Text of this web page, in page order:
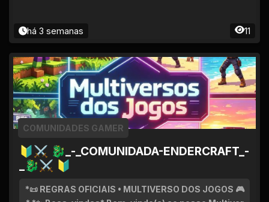
há 3 semanas 11
🔰⚔ 🐉_-_COMUNIDADA-ENDERCRAFT_-
_🐉⚔ 🔰
COMUNIDADES GAMER
*📜 REGRAS OFICIAIS • MULTIVERSO DOS JOGOS 🎮